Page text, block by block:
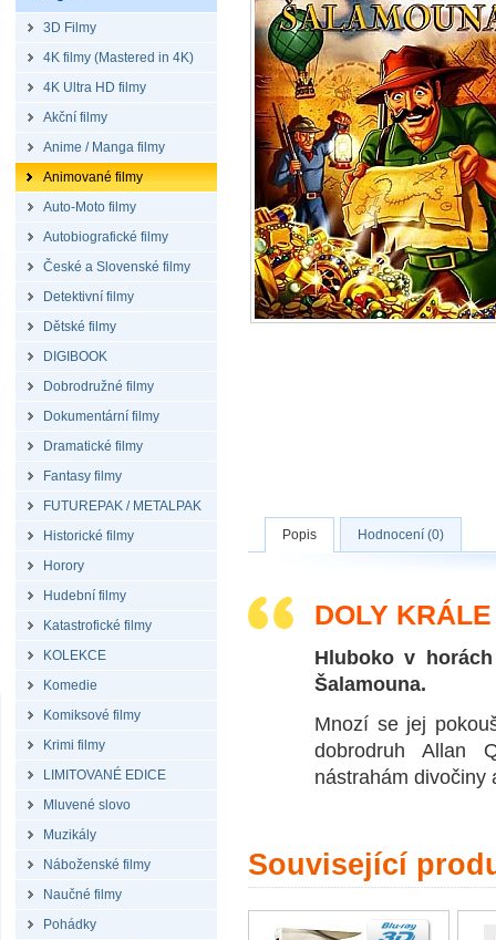
3D Filmy
4K filmy (Mastered in 4K)
4K Ultra HD filmy
Akční filmy
Anime / Manga filmy
Animované filmy
Auto-Moto filmy
Autobiografické filmy
České a Slovenské filmy
Detektivní filmy
Dětské filmy
DIGIBOOK
Dobrodružné filmy
Dokumentární filmy
Dramatické filmy
Fantasy filmy
FUTUREPAK / METALPAK
Historické filmy
Horory
Hudební filmy
Katastrofické filmy
KOLEKCE
Komedie
Komiksové filmy
Krimi filmy
LIMITOVANÉ EDICE
Mluvené slovo
Muzikály
Náboženské filmy
Naučné filmy
Pohádky
Popis Hodnocení (0)
DOLY
Hluboko v
Šalamouna.
Mnozí se jej
dobrodruh Allan
nástrahám
Související